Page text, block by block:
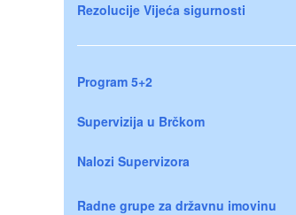
Rezolucije Vijeća sigurnosti
Program 5+2
Supervizija u Brčkom
Nalozi Supervizora
Radne grupe za državnu imovinu